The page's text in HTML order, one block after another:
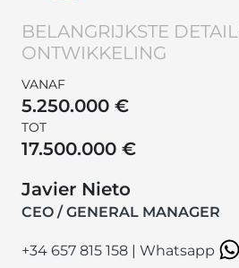
BELANGRIJKSTE
ONTWIKKELING
VANAF
5.250.000 €
TOT
17.500.000 €
Javier Nieto
CEO / GENERAL MANAGER
+34 657 815 158
Whatsapp